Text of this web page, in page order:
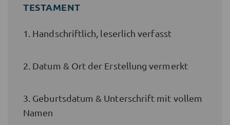
TESTAMENT
1. Handschriftlich, leserlich verfasst
2. Datum & Ort der Erstellung vermerkt
3. Geburtsdatum & Unterschrift mit vollem
Namen